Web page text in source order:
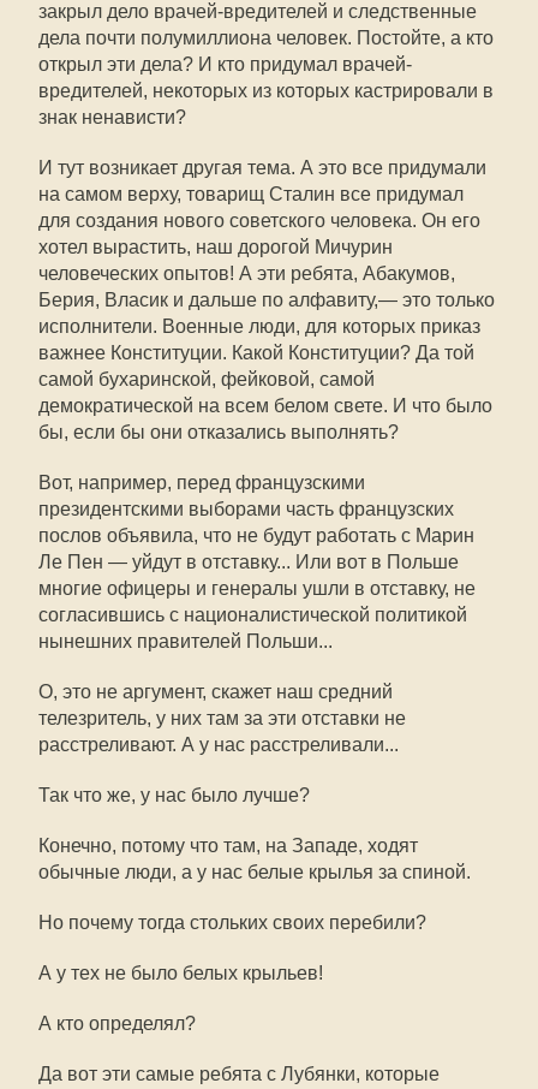
закрыл дело врачей-вредителей и следственные
дела почти полумиллиона человек. Постойте, а кто
открыл эти дела? И кто придумал врачей-
вредителей, некоторых из которых кастрировали в
знак ненависти?
И тут возникает другая тема. А это все придумали
на самом верху, товарищ Сталин все придумал
для создания нового советского человека. Он его
хотел вырастить, наш дорогой Мичурин
человеческих опытов! А эти ребята, Абакумов,
Берия, Власик и дальше по алфавиту,— это только
исполнители. Военные люди, для которых приказ
важнее Конституции. Какой Конституции? Да той
самой бухаринской, фейковой, самой
демократической на всем белом свете. И что было
бы, если бы они отказались выполнять?
Вот, например, перед французскими
президентскими выборами часть французских
послов объявила, что не будут работать с Марин
Ле Пен — уйдут в отставку... Или вот в Польше
многие офицеры и генералы ушли в отставку, не
согласившись с националистической политикой
нынешних правителей Польши...
О, это не аргумент, скажет наш средний
телезритель, у них там за эти отставки не
расстреливают. А у нас расстреливали...
Так что же, у нас было лучше?
Конечно, потому что там, на Западе, ходят
обычные люди, а у нас белые крылья за спиной.
Но почему тогда стольких своих перебили?
А у тех не было белых крыльев!
А кто определял?
Да вот эти самые ребята с Лубянки, которые